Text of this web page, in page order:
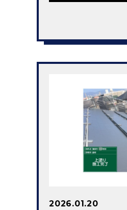
2026.01.20